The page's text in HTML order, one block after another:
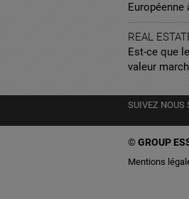
Européenne
REAL
Est-ce que
valeur
SUIVEZ NOUS
©GROUP
Mentions